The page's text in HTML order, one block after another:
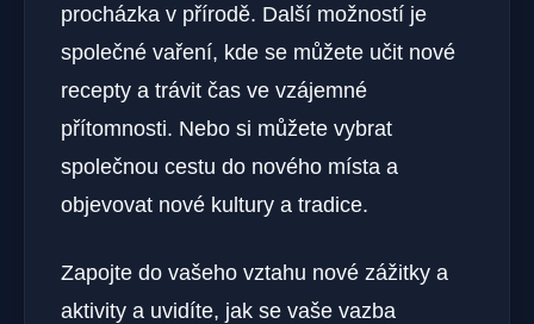
procházka v přírodě. Další možností je
společné vaření, kde se můžete učit nové
recepty a trávit čas ve vzájemné
přítomnosti. Nebo si můžete vybrat
společnou cestu do nového místa a
objevovat nové kultury a tradice.
Zapojte do vašeho vztahu nové zážitky a
aktivity a uvidíte, jak se vaše vazba